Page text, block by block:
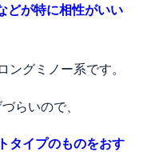
どが特に相性がいい
グミノー系です。
らいので、
タイプのものをおす